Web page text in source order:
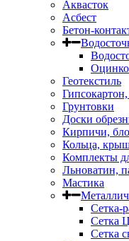
Аквасток
Асбест
Бетон-
Геотекстиль
Грунтовки
Доски
Кирпичи,
Кольца,
Комплекты
Льноватин,
Мастика
Сетка-
Сетка
Сетка